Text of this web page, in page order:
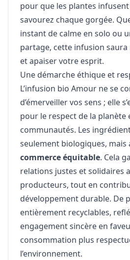
pour que les plantes
savourez chaque gorgée.
instant de calme en solo ou
partage, cette infusion saura
et apaiser votre esprit.
Une démarche éthique et
L’infusion bio Amour ne se
d’émerveiller vos sens ; elle
pour le respect de la planète
communautés. Les
seulement biologiques, mais
commerce équitable. Cela
relations justes et solidaires
producteurs, tout en
développement durable. De
entièrement recyclables,
engagement sincère en
consommation plus
l’environnement.